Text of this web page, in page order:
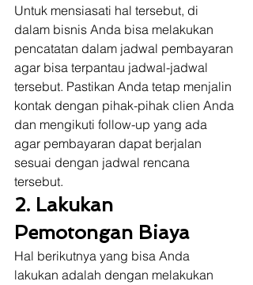
Untuk mensiasati hal tersebut, di
dalam bisnis Anda bisa melakukan
pencatatan dalam jadwal pembayaran
agar bisa terpantau jadwal-jadwal
tersebut. Pastikan Anda tetap menjalin
kontak dengan pihak-pihak clien Anda
dan mengikuti follow-up yang ada
agar pembayaran dapat berjalan
sesuai dengan jadwal rencana
tersebut.
2. Lakukan
Pemotongan Biaya
Hal berikutnya yang bisa Anda
lakukan adalah dengan melakukan